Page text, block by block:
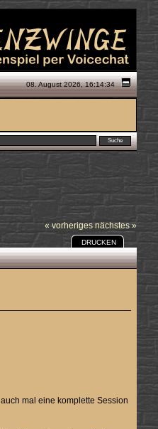
08. August 2026, 16:14:34
« vorheriges nächstes »
DRUCKEN
mal eine komplette Session